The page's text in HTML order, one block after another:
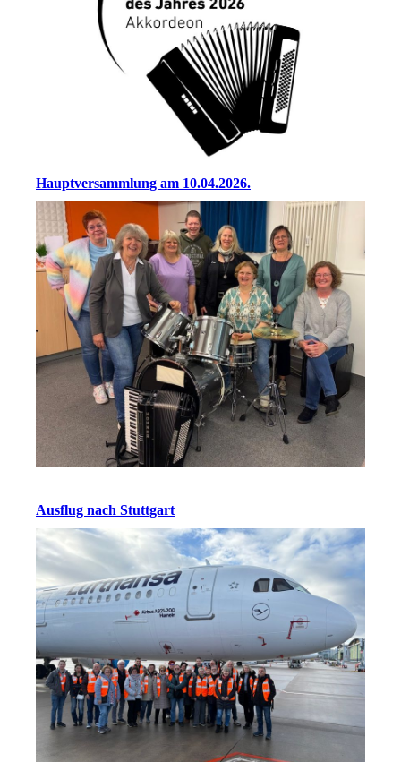
Hauptversammlung am 10.04.2026.
Ausflug nach Stuttgart